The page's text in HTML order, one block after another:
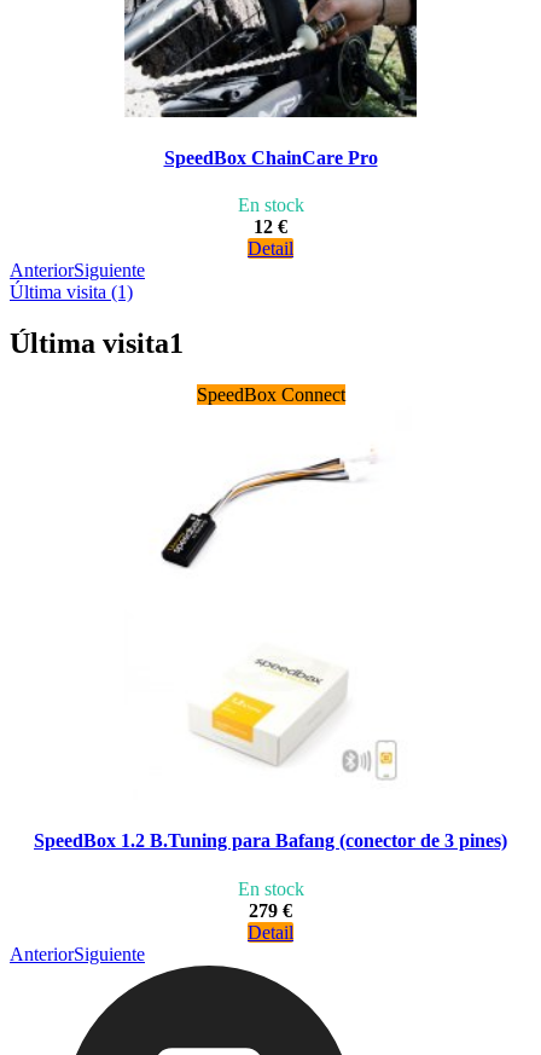
SpeedBox ChainCare Pro
En stock
12 €
Detail
AnteriorSiguiente
Última visita (1)
Última visita1
SpeedBox Connect
SpeedBox 1.2 B.Tuning para Bafang (conector de 3 pines)
En stock
279 €
Detail
AnteriorSiguiente